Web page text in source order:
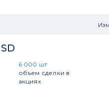
6 000 шт
объем сделки в
акциях